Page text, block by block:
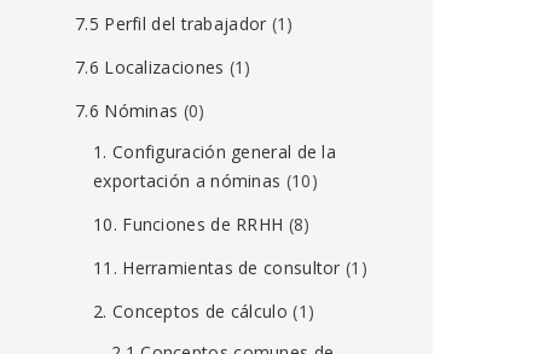
7.5 Perfil del trabajador (1)
7.6 Localizaciones (1)
7.6 Nóminas (0)
1. Configuración general de la
exportación a nóminas (10)
10. Funciones de RRHH (8)
11. Herramientas de consultor (1)
2. Conceptos de cálculo (1)